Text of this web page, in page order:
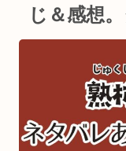
じ＆感想